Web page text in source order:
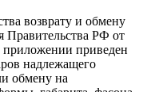
возврату и обмену
Правительства РФ от
приложении приведен
надлежащего
обмену на